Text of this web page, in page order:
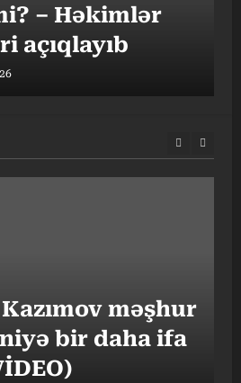
– Həkimlər
açıqlayıb
məşhur
niyə bir daha ifa